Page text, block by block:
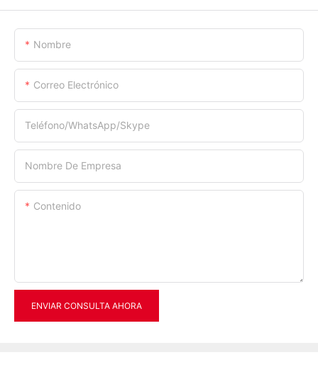
Nombre
Correo Electrónico
Teléfono/WhatsApp/Skype
Nombre De Empresa
Contenido
ENVIAR CONSULTA AHORA